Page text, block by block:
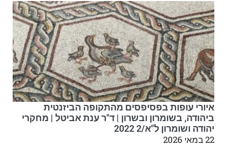
איורי עופות בפסיפסים מהתקופה הביזנטית
ביהודה, בשומרון ובשרון | ד"ר ענת אביטל | מחקרי
יהודה ושומרון ל"א/2 2022
22 במאי 2026